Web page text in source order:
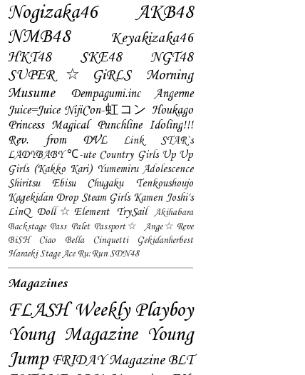
Nogizaka46
AKB48
NMB48
Keyakizaka46
HKT48
SKE48
NGT48
SUPER☆GiRLS
Morning
Musume
Dempagumi.inc
Angerme
Juice=Juice NijiCon-虹コン Houkago
Princess Magical Punchline Idoling!!!
Rev. from DVL
Link STAR`s
LADYBABY ℃-ute Country Girls Up Up
Girls (Kakko Kari) Yumemiru Adolescence
Shiritsu Ebisu Chugaku
Tenkoushoujo
Kagekidan Drop Steam Girls Kamen Joshi's
LinQ Doll☆Element TrySail
Akihabara
Backstage Pass Palet Passport☆
Ange☆Reve
BiSH
Ciao Bella Cinquetti
Gekidanherbest
Haraeki Stage Ace Ru:Run SDN48
Magazines
FLASH Weekly Playboy
Young Magazine Young
Jump FRIDAY Magazine BLT